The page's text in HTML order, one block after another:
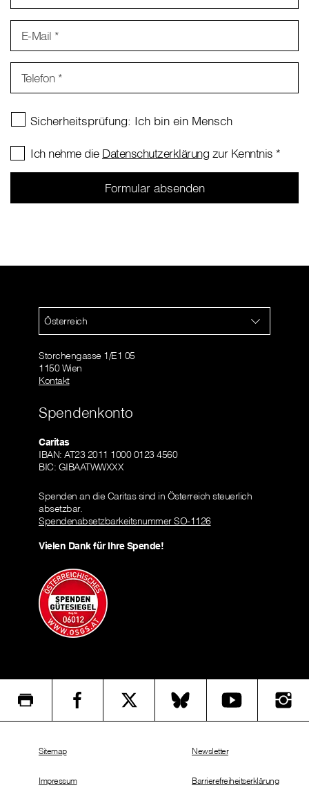
E-Mail *
Telefon *
Ich nehme die Datenschutzerklärung zur Kenntnis *
Österreich
Storchengasse 1/E1 05
1150 Wien
Kontakt
Spendenkonto
Caritas
IBAN: AT23 2011 1000 0123 4560
BIC: GIBAATWWXXX
Spenden an die Caritas sind in Österreich steuerlich
absetzbar.
Spendenabsetzbarkeitsnummer SO-1126
Vielen Dank für Ihre Spende!
Sitemap
Impressum
Newsletter
Barrierefreiheitserklärung